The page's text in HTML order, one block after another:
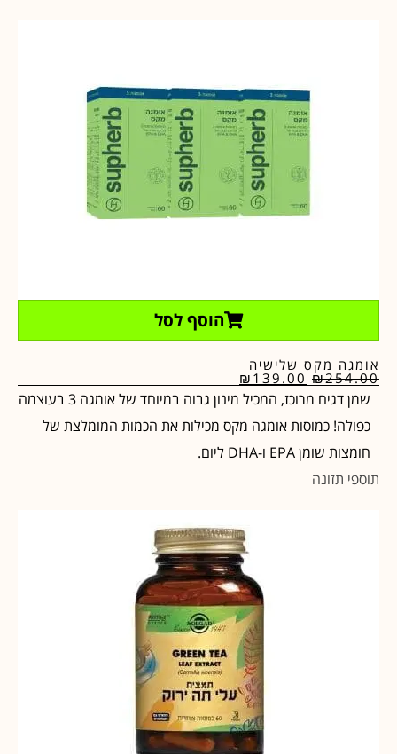
הוסף לסל
אומגה מקס שלישיה
₪254.00
₪ 139.00
שמן דגים מרוכז, המכיל מינון גבוה במיוחד של אומגה 3 בעוצמה
כפולה! כמוסות אומגה מקס מכילות את הכמות המומלצת של
חומצות שומן EPA ו-DHA ליום.
תוספי תזונה